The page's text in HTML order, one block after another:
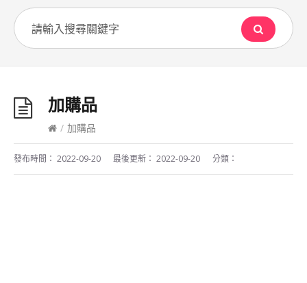
加購品
/ 加購品
發布時間： 2022-09-20 最後更新： 2022-09-20 分類：